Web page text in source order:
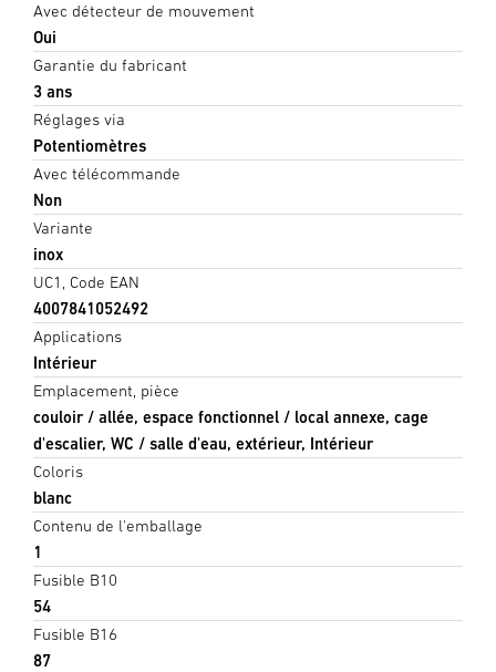
Avec détecteur de mouvement
Oui
Garantie du fabricant
3 ans
Réglages via
Potentiomètres
Avec télécommande
Non
Variante
inox
UC1, Code EAN
4007841052492
Applications
Intérieur
Emplacement, pièce
couloir / allée, espace fonctionnel / local annexe, cage
d'escalier, WC / salle d'eau, extérieur, Intérieur
Coloris
blanc
Contenu de l'emballage
1
Fusible B10
54
Fusible B16
87